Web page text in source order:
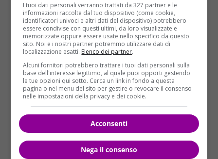
Continua la corsa di Donald Trump verso la
nomination repubblicana per l’insediamento alla
Casa Bianca. A Washington si è aggiudicato...
Read More
I tuoi dati personali verranno trattati da 327 partner e le
informazioni raccolte dal tuo dispositivo (come cookie,
identificatori univoci e altri dati del dispositivo) potrebbero
essere condivise con questi ultimi, da loro visualizzate e
memorizzate oppure essere usate nello specifico da questo
sito. Noi e i nostri partner potremmo utilizzare dati di
localizzazione esatti. Elenco dei partner.
Alcuni fornitori potrebbero trattare i tuoi dati personali sulla
base dell'interesse legittimo, al quale puoi opporti gestendo
le tue opzioni qui sotto. Cerca un link in fondo a questa
pagina o nel menu del sito per gestire o revocare il consenso
nelle impostazioni della privacy e dei cookie.
Acconsenti
Nega il consenso